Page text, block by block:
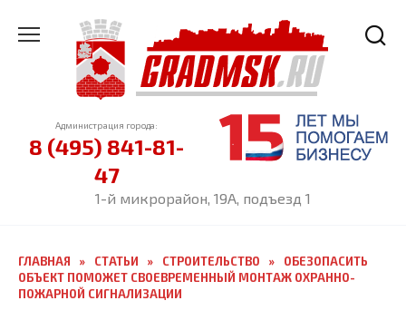
содержанию
Администрация города:
8 (495) 841-81-
47
1-й микрорайон, 19А, подъезд 1
ГЛАВНАЯ » СТАТЬИ » СТРОИТЕЛЬСТВО »
ОБЕЗОПАСИТЬ
ОБЪЕКТ ПОМОЖЕТ СВОЕВРЕМЕННЫЙ МОНТАЖ ОХРАННО-
ПОЖАРНОЙ СИГНАЛИЗАЦИИ